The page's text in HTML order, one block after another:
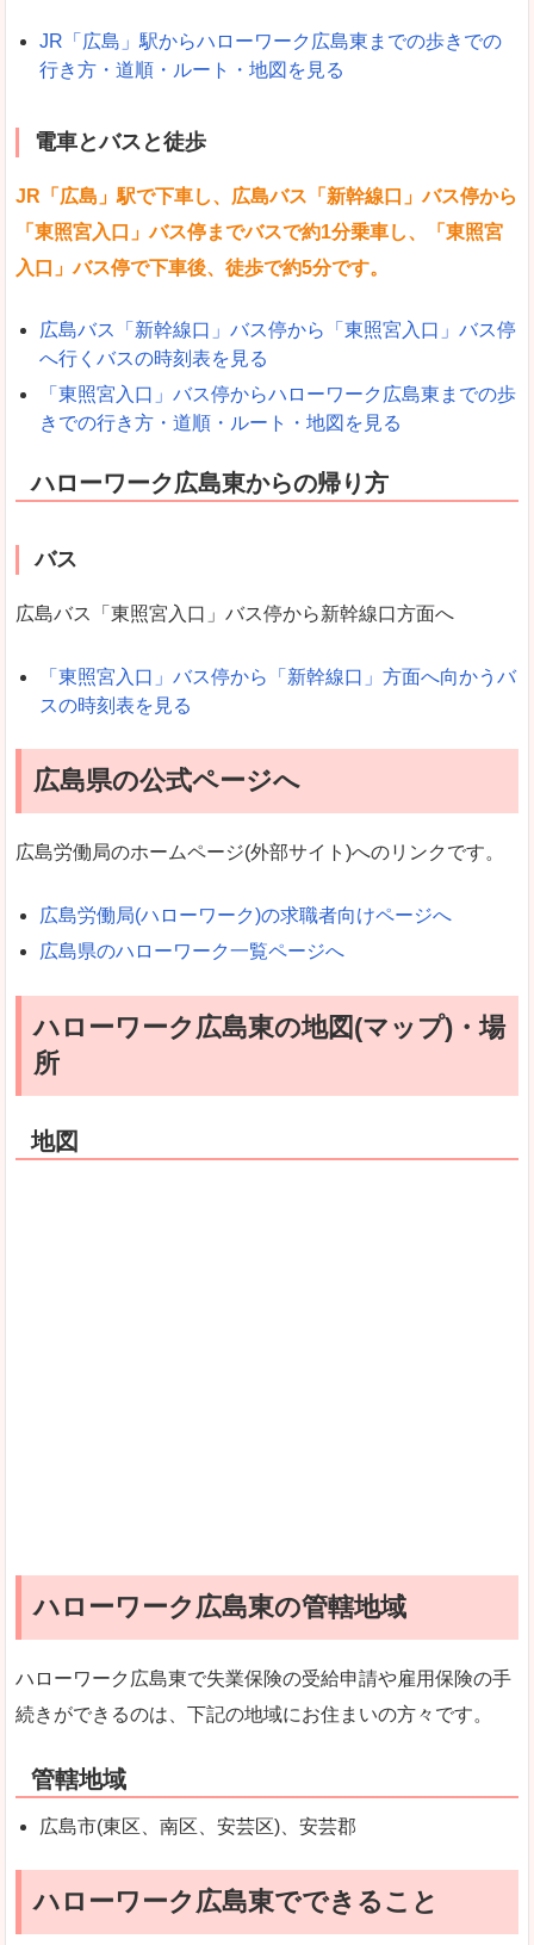
JR「広島」駅からハローワーク広島東までの歩きでの
行き方・道順・ルート・地図を見る
電車とバスと徒歩
JR「広島」駅で下車し、広島バス「新幹線口」バス停から
「東照宮入口」バス停までバスで約1分乗車し、「東照宮
入口」バス停で下車後、徒歩で約5分です。
広島バス「新幹線口」バス停から「東照宮入口」バス停
へ行くバスの時刻表を見る
「東照宮入口」バス停からハローワーク広島東までの歩
きでの行き方・道順・ルート・地図を見る
ハローワーク広島東からの帰り方
バス
広島バス「東照宮入口」バス停から新幹線口方面へ
「東照宮入口」バス停から「新幹線口」方面へ向かうバ
スの時刻表を見る
広島県の公式ページへ
広島労働局のホームページ(外部サイト)へのリンクです。
広島労働局(ハローワーク)の求職者向けページへ
広島県のハローワーク一覧ページへ
ハローワーク広島東の地図(マップ)・場
所
地図
ハローワーク広島東の管轄地域
ハローワーク広島東で失業保険の受給申請や雇用保険の手
続きができるのは、下記の地域にお住まいの方々です。
管轄地域
広島市(東区、南区、安芸区)、安芸郡
ハローワーク広島東でできること